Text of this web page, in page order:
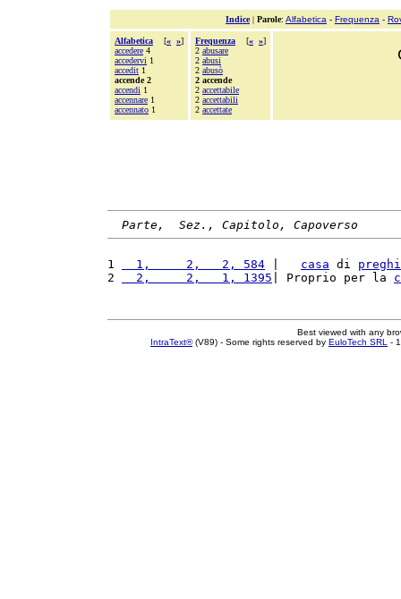
Indice| Parole: Alfabetica - Frequenza -
Alfabetica [« »]
accedere 4
accedervi 1
accedit 1
accende 2
accendi 1
accennare 1
accennato 1
Frequenza [« »]
2 abusare
2 abusi
2 abusò
2 accende
2 accettabile
2 accettabili
2 accettate
Parte,  Sez., Capitolo, Capoverso
1
  1,     2,   2, 584
casa di
2
  2,     2,   1, 1395
| Proprio per la
Best viewed with any
IntraText®(V89) - Some rights reserved by EuloTech SRL -